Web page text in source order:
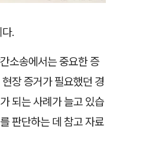
.
소송에서는 중요한 증
장 증거가 필요했던 경
되는 사례가 늘고 있습
판단하는 데 참고 자료